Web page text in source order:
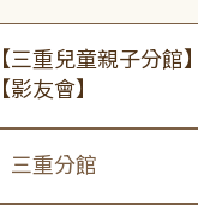
【三重兒童親子分館
【影友會】
三重分館